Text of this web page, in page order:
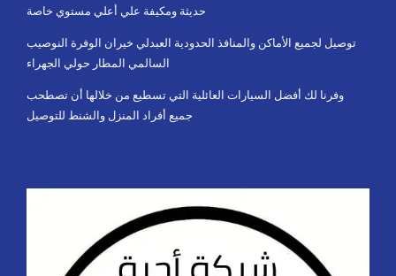
حديثة ومكيفة علي أعلي مستوي خاصة
توصيل لجميع الأماكن والمنافذ الحدودية العبدلي خيران الوفرة النوصيب
السالمي المطار حولي الجهراء
وفرنا لك أفضل السيارات العائلية التي تسطيع من خلالها أن تصطحب
جميع أفراد المنزل والشنط للتوصيل